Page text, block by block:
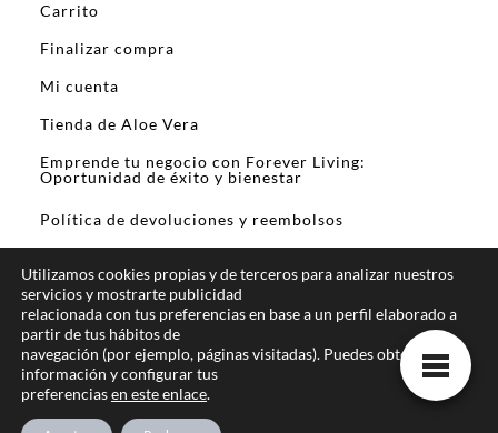
Carrito
Finalizar compra
Mi cuenta
Tienda de Aloe Vera
Emprende tu negocio con Forever Living:
Oportunidad de éxito y bienestar
Política de devoluciones y reembolsos
En calidad de Afiliado de Amazon y otros
programas de afiliación, obtengo ingresos por las
compras que cumplen los requisitos aplicables.
Utilizamos cookies propias y de terceros para analizar nuestros
servicios y mostrarte publicidad
relacionada con tus preferencias en base a un perfil elaborado a
partir de tus hábitos de
navegación (por ejemplo, páginas visitadas). Puedes obtener más
información y configurar tus
preferenciasen este enlace.